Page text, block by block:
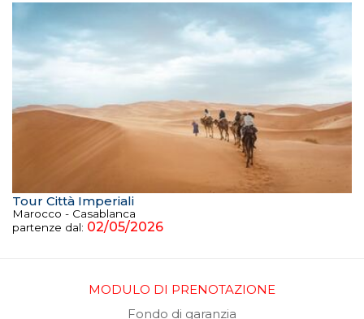
Tour Città Imperiali
Marocco - Casablanca
partenze dal: 02/05/2026
MODULO DI PRENOTAZIONE
Fondo di garanzia